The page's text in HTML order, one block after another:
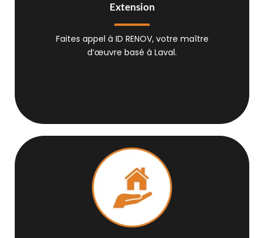
Extension
Faites appel à ID RENOV, votre maître
d’œuvre basé à Laval.